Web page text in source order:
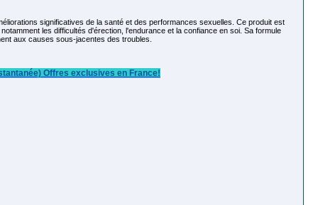
significatives de la santé et des performances sexuelles. Ce produit est
les difficultés d'érection, l'endurance et la confiance en soi. Sa formule
aux causes sous-jacentes des troubles.
Offres exclusives en France!